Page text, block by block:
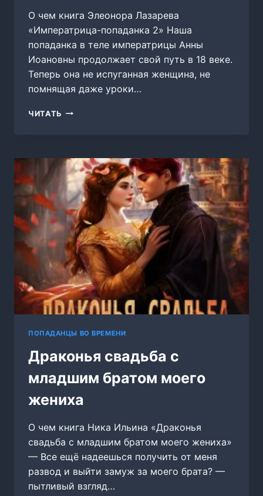
О чем книга Элеонора Лазарева
«Императрица-попаданка 2» Наша
попаданка в теле императрицы Анны
Иоановны продолжает свой путь в 18 веке.
Теперь она не испуганная женщина, не
помнящая даже уроки…
ЧИТАТЬ ИМПЕРАТРИЦА-
ПОПАДАНЦЫ ВО ВРЕМЕНИ
Драконья свадьба с
младшим братом моего
жениха
О чем книга Ника Ильина «Драконья
свадьба с младшим братом моего жениха»
— Все ещё надеешься получить от меня
развод и выйти замуж за моего брата? —
пытливый взгляд…